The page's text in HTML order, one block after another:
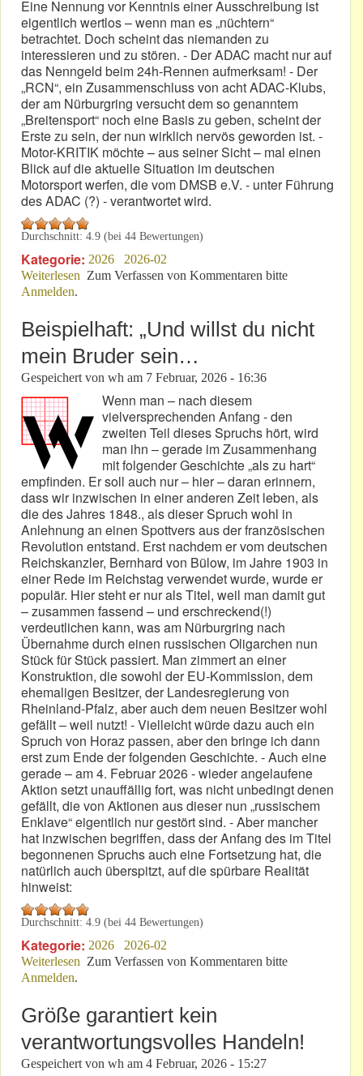
Eine Nennung vor Kenntnis einer Ausschreibung ist
eigentlich wertlos – wenn man es „nüchtern“
betrachtet. Doch scheint das niemanden zu
interessieren und zu stören. - Der ADAC macht nur auf
das Nenngeld beim 24h-Rennen aufmerksam! - Der
„RCN“, ein Zusammenschluss von acht ADAC-Klubs,
der am Nürburgring versucht dem so genanntem
„Breitensport“ noch eine Basis zu geben, scheint der
Erste zu sein, der nun wirklich nervös geworden ist. -
Motor-KRITIK möchte – aus seiner Sicht – mal einen
Blick auf die aktuelle Situation im deutschen
Motorsport werfen, die vom DMSB e.V. - unter Führung
des ADAC (?) - verantwortet wird.
Durchschnitt: 4.9 (bei 44 Bewertungen)
Kategorie: 2026
2026-02
Weiterlesen über Bestimmt der DMSB auch das aktuelle Termin-
Zum Verfassen von Kommentaren bitte
Anmelden.
Beispielhaft: „Und willst du nicht
mein Bruder sein…
Gespeichert von wh am 7 Februar, 2026 - 16:36
Wenn man – nach diesem
vielversprechenden Anfang - den
zweiten Teil dieses Spruchs hört, wird
man ihn – gerade im Zusammenhang
mit folgender Geschichte „als zu hart“
empfinden. Er soll auch nur – hier – daran erinnern,
dass wir inzwischen in einer anderen Zeit leben, als
die des Jahres 1848., als dieser Spruch wohl in
Anlehnung an einen Spottvers aus der französischen
Revolution entstand. Erst nachdem er vom deutschen
Reichskanzler, Bernhard von Bülow, im Jahre 1903 in
einer Rede im Reichstag verwendet wurde, wurde er
populär. Hier steht er nur als Titel, weil man damit gut
– zusammen fassend – und erschreckend(!)
verdeutlichen kann, was am Nürburgring nach
Übernahme durch einen russischen Oligarchen nun
Stück für Stück passiert. Man zimmert an einer
Konstruktion, die sowohl der EU-Kommission, dem
ehemaligen Besitzer, der Landesregierung von
Rheinland-Pfalz, aber auch dem neuen Besitzer wohl
gefällt – weil nutzt! - Vielleicht würde dazu auch ein
Spruch von Horaz passen, aber den bringe ich dann
erst zum Ende der folgenden Geschichte. - Auch eine
gerade – am 4. Februar 2026 - wieder angelaufene
Aktion setzt unauffällig fort, was nicht unbedingt denen
gefällt, die von Aktionen aus dieser nun „russischem
Enklave“ eigentlich nur gestört sind. - Aber mancher
hat inzwischen begriffen, dass der Anfang des im Titel
begonnenen Spruchs auch eine Fortsetzung hat, die
natürlich auch überspitzt, auf die spürbare Realität
hinweist:
Durchschnitt: 4.9 (bei 44 Bewertungen)
Kategorie: 2026
2026-02
Weiterlesen über Beispielhaft: „Und willst du nicht mein Bruder
Zum Verfassen von Kommentaren bitte
Anmelden.
Größe garantiert kein
verantwortungsvolles Handeln!
Gespeichert von wh am 4 Februar, 2026 - 15:27